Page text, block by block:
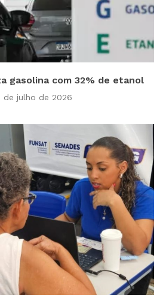
gasolina com 32% de etanol
de julho de 2026